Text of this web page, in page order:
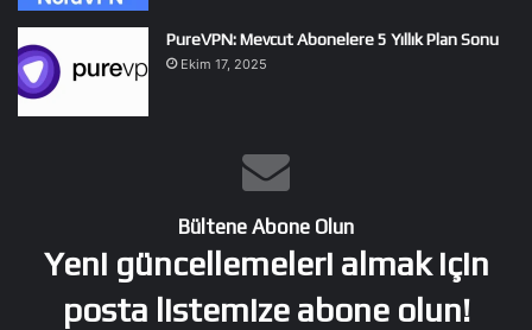
PureVPN: Mevcut Abonelere 5 Yıllık Plan Sonu
Ekim 17, 2025
Bültene Abone Olun
Yeni güncellemeleri almak için
posta listemize abone olun!